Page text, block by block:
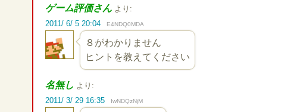
ゲーム評価さん より:
2011/ 6/ 5 20:04
E4NDQ0MDA
８がわかりません
ヒントを教えてください
名無し より:
2011/ 3/ 29 16:35
IwNDQzNjM